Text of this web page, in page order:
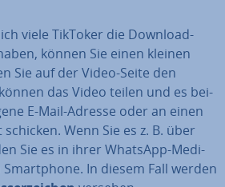
viele TikToker die Download-
können Sie einen kleinen
Sie auf der Video-Seite den
das Video teilen und es bei­
E-Mail-Adresse oder an einen
Wenn Sie es z. B. über
Sie es in ihrer WhatsApp-Me­di­
In diesem Fall werden